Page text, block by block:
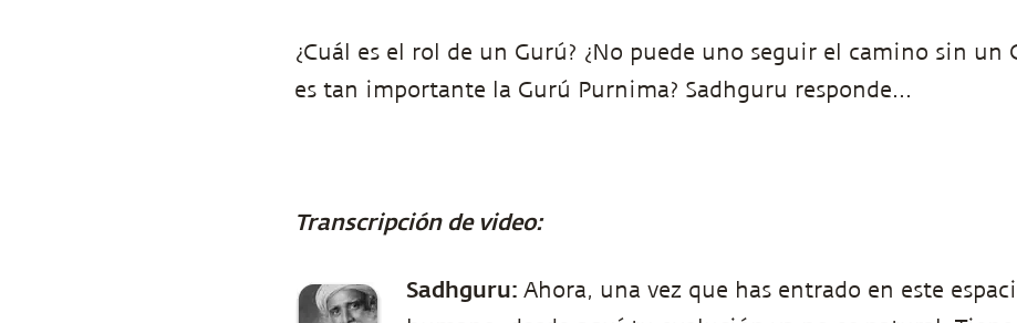
¿Cuál es el rol de un Gurú? ¿No puede uno seguir el camino sin un
es tan importante la Gurú Purnima? Sadhguru responde...
Transcripción de video:
Sadhguru:Ahora, una vez que has entrado en este